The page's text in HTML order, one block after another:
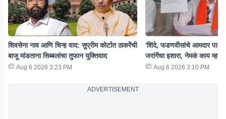
शिवसेना नाव आणि चिन्ह वाद: सुप्रीम कोर्टात ठाकरेंची
बाजू मांडताना सिब्बलांचा तुफान युक्तिवाद
Aug 6 2026 3:23 PM
'शिंदे, फडणवीसांचे आमदार
जरांगेंचा इशारा, नेमकं काय
Aug 6 2026 3:10 PM
ADVERTISEMENT